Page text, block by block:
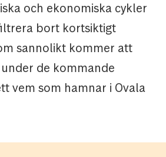
och ekonomiska cykler
bort kortsiktigt
sannolikt kommer att
de kommande
vem som hamnar i Ovala